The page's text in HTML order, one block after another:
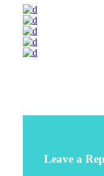
Leave a